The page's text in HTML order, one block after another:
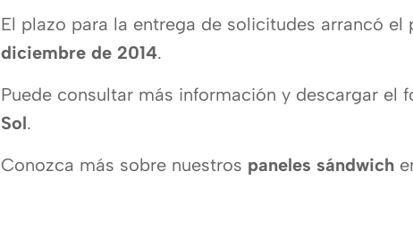
El plazo para la entrega de solicitudes arrancó el
diciembre de 2014.
Puede consultar más información y descargar el
Sol.
Conozca más sobre nuestros paneles sándwich